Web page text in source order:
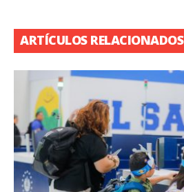
ARTÍCULOS RELACIONADOS